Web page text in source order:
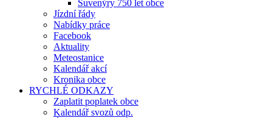
Suvenýry 750 let obce
Jízdní řády
Nabídky práce
Facebook
Aktuality
Meteostanice
Kalendář akcí
Kronika obce
RYCHLÉ ODKAZY
Zaplatit poplatek obce
Kalendář svozů odp.